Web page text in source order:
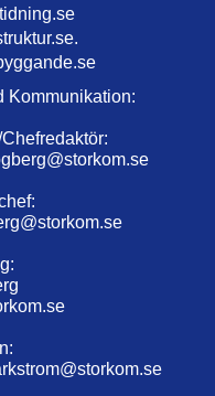
Kommunikation: